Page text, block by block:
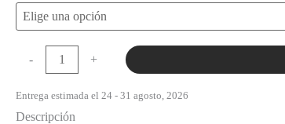
- +
Entrega estimada el 24 - 31 agosto, 2026
Descripción